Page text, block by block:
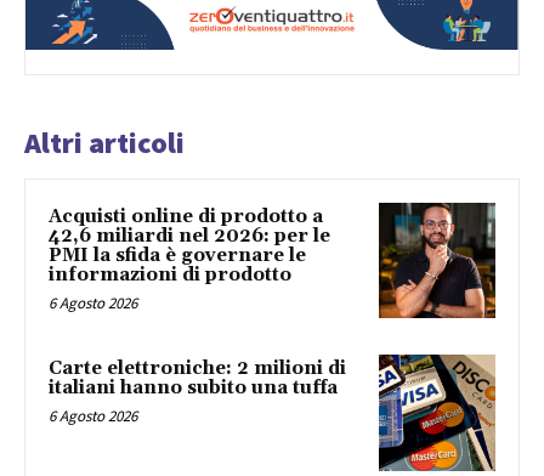
Altri articoli
Acquisti online di prodotto a
42,6 miliardi nel 2026: per le
PMI la sfida è governare le
informazioni di prodotto
6 Agosto 2026
Carte elettroniche: 2 milioni di
italiani hanno subito una tuffa
6 Agosto 2026